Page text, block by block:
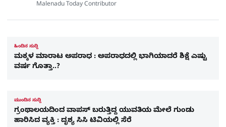
Malenadu Today Contributor
ಹಿಂದಿನ ಸುದ್ದಿ
ಮಕ್ಕಳ ಮಾರಾಟ ಅಪರಾಧ : ಅಪರಾಧದಲ್ಲಿ ಭಾಗಿಯಾದರೆ ಶಿಕ್ಷೆ ಎಷ್ಟು
ವರ್ಷ ಗೊತ್ತಾ..?
ಮುಂದಿನ ಸುದ್ದಿ
ಗ್ರಂಥಾಲಯದಿಂದ ವಾಪಸ್​ ಬರುತ್ತಿದ್ದ ಯುವತಿಯ ಮೇಲೆ ಗುಂಡು
ಹಾರಿಸಿದ ವ್ಯಕ್ತಿ : ದೃಶ್ಯ ಸಿಸಿ ಟಿವಿಯಲ್ಲಿ ಸೆರೆ